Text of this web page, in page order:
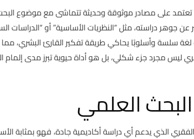
تعتمد على مصادر موثوقة وحديثة تتماشى مع موضوع
عن جوهر دراسته، مثل “النظريات الأساسية” أو “الدراسات
لغة سلسة وأسلوبًا يحاكي طريقة تفكير القارئ البشري،
ليس مجرد جزء شكلي، بل هو أداة حيوية تبرز مدى إلمام
العلمي
الذي يدعم أي دراسة أكاديمية جادة، فهو بمثابة